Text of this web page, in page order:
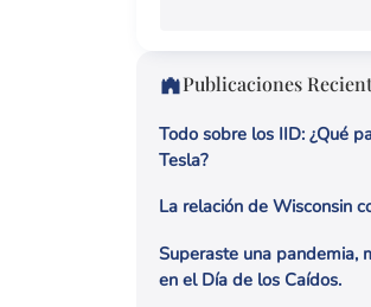
Publicaciones
Todo sobre los IID: ¿Qué
Tesla?
La relación de Wisconsin
Superaste una pandemia,
en el Día de los Caídos.